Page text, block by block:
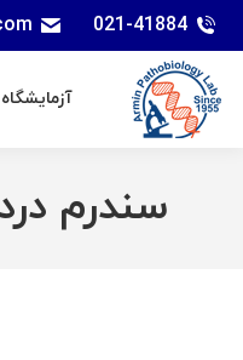
021-41884
سندرم
آزمایشگاه آرمین